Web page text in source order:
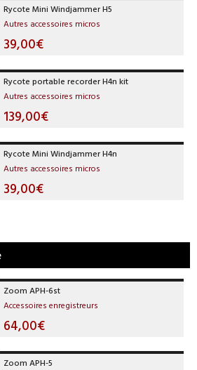
Rycote Mini Windjammer H5
Autres accessoires micros
39,00€
Rycote portable recorder H4n kit
Autres accessoires micros
139,00€
Rycote Mini Windjammer H4n
Autres accessoires micros
39,00€
Zoom APH-6st
Accessoires enregistreurs
64,00€
Zoom APH-5